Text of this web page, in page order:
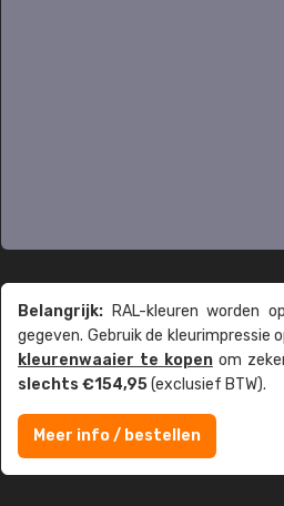
Belangrijk: RAL-kleuren worden
gegeven. Gebruik de kleur­impressie
kleuren­waaier te kopenom
slechts €154,95(exclusief BTW).
Meer info / bestellen